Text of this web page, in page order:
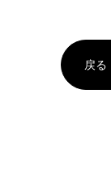
戻る